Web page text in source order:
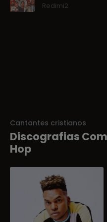
Redimi2
Cantantes cristianos
Discografias
Hop